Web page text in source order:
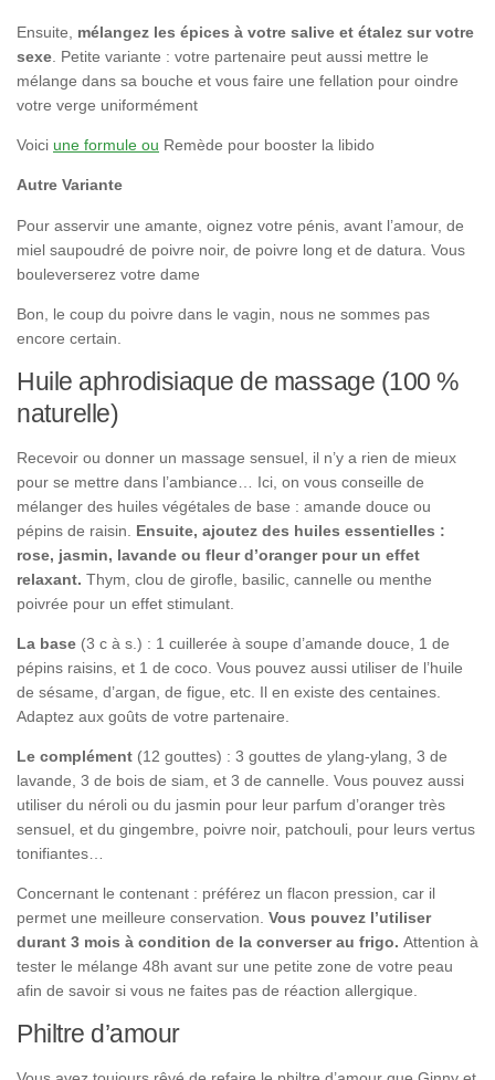
Ensuite, mélangez les épices à votre salive et étalez sur votre
sexe. Petite variante : votre partenaire peut aussi mettre le
mélange dans sa bouche et vous faire une fellation pour oindre
votre verge uniformément
Voici une formule ou Remède pour booster la libido
Autre Variante
Pour asservir une amante, oignez votre pénis, avant l’amour, de
miel saupoudré de poivre noir, de poivre long et de datura. Vous
bouleverserez votre dame
Bon, le coup du poivre dans le vagin, nous ne sommes pas
encore certain.
Huile aphrodisiaque de massage (100 %
naturelle)
Recevoir ou donner un massage sensuel, il n’y a rien de mieux
pour se mettre dans l’ambiance… Ici, on vous conseille de
mélanger des huiles végétales de base : amande douce ou
pépins de raisin. Ensuite, ajoutez des huiles essentielles :
rose, jasmin, lavande ou fleur d’oranger pour un effet
relaxant. Thym, clou de girofle, basilic, cannelle ou menthe
poivrée pour un effet stimulant.
La base (3 c à s.) : 1 cuillerée à soupe d’amande douce, 1 de
pépins raisins, et 1 de coco. Vous pouvez aussi utiliser de l’huile
de sésame, d’argan, de figue, etc. Il en existe des centaines.
Adaptez aux goûts de votre partenaire.
Le complément (12 gouttes) : 3 gouttes de ylang-ylang, 3 de
lavande, 3 de bois de siam, et 3 de cannelle. Vous pouvez aussi
utiliser du néroli ou du jasmin pour leur parfum d’oranger très
sensuel, et du gingembre, poivre noir, patchouli, pour leurs vertus
tonifiantes…
Concernant le contenant : préférez un flacon pression, car il
permet une meilleure conservation. Vous pouvez l’utiliser
durant 3 mois à condition de la converser au frigo. Attention à
tester le mélange 48h avant sur une petite zone de votre peau
afin de savoir si vous ne faites pas de réaction allergique.
Philtre d’amour